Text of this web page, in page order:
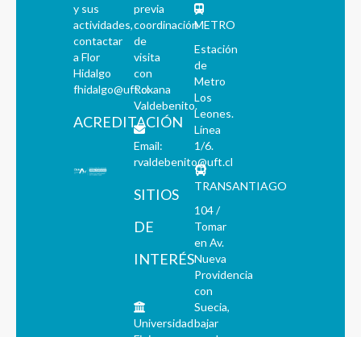
y sus
actividades,
contactar
a Flor
Hidalgo
fhidalgo@uft.cl
ACREDITACIÓN
previa
coordinación
de
visita
con
Roxana
Valdebenito.
Email:
rvaldebenito@uft.cl
SITIOS
DE
INTERÉS
Universidad
METRO
Estación
de
Metro
Los
Leones.
Línea
1/6.
TRANSANTIAGO
104 /
Tomar
en Av.
Nueva
Providencia
con
Suecia,
bajar